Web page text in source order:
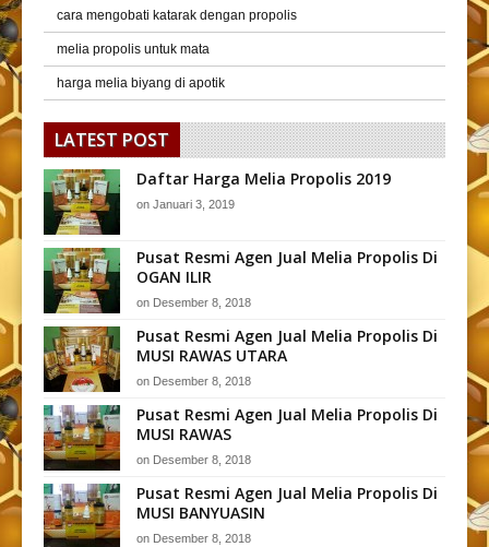
cara mengobati katarak dengan propolis
melia propolis untuk mata
harga melia biyang di apotik
LATEST POST
Daftar Harga Melia Propolis 2019
on Januari 3, 2019
Pusat Resmi Agen Jual Melia Propolis Di
OGAN ILIR
on Desember 8, 2018
Pusat Resmi Agen Jual Melia Propolis Di
MUSI RAWAS UTARA
on Desember 8, 2018
Pusat Resmi Agen Jual Melia Propolis Di
MUSI RAWAS
on Desember 8, 2018
Pusat Resmi Agen Jual Melia Propolis Di
MUSI BANYUASIN
on Desember 8, 2018